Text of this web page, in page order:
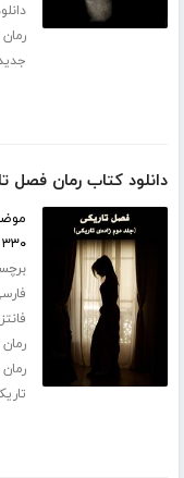
دانلود کتاب رمان فصل
۳۳۰ صفحه